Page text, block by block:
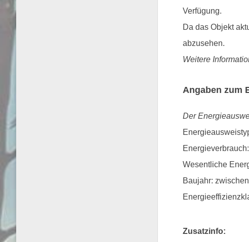
Verfügung.
Da das Objekt
abzusehen.
Weitere
Angaben zum
Der
Energieverbrauch:
Wesentliche
Baujahr:
Zusatzinfo: